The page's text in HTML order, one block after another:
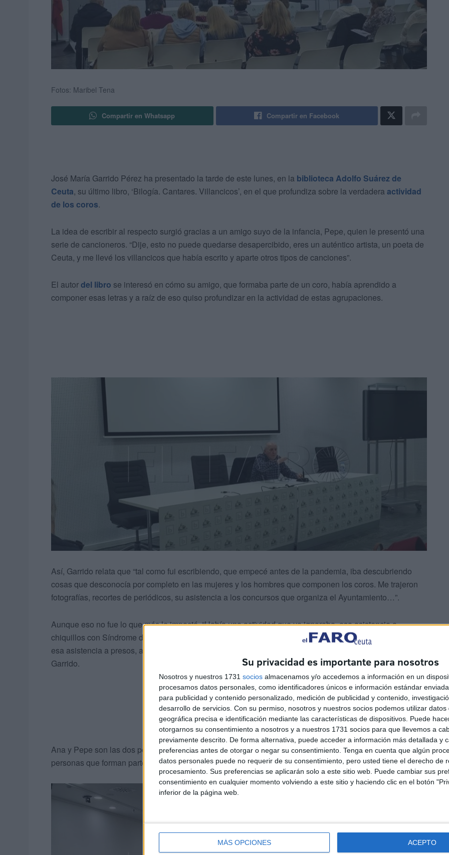
Su privacidad es importante para nosotros
Nosotros y nuestros 1731 socios almacenamos y/o accedemos a información en un
procesamos datos personales, como identificadores únicos e información estándar
para publicidad y contenido personalizado, medición de publicidad y contenido,
desarrollo de servicios. Con su permiso, nosotros y nuestros socios podemos utilizar datos
geográfica precisa e identificación mediante las características de dispositivos. Puede
otorgarnos su consentimiento a nosotros y a nuestros 1731 socios para que llevemos a
previamente descrito. De forma alternativa, puede acceder a información más detallada y
preferencias antes de otorgar o negar su consentimiento. Tenga en cuenta que algún
datos personales puede no requerir de su consentimiento, pero usted tiene el derecho de
procesamiento. Sus preferencias se aplicarán solo a este sitio web. Puede cambiar sus
consentimiento en cualquier momento volviendo a este sitio y haciendo clic en el botón
inferior de la página web.
MÁS OPCIONES ACEPTO
Fotos: Maribel Tena
Compartir en Whatsapp Compartir en Facebook
José María Garrido Pérez ha presentado la tarde de este lunes, en la biblioteca Adolfo Suárez de
Ceuta, su último libro, ‘Bilogía. Cantares. Villancicos’, en el que profundiza sobre la verdadera actividad
de los coros.
La idea de escribir al respecto surgió gracias a un amigo suyo de la infancia, Pepe, quien le presentó una
serie de cancioneros. “Dije, esto no puede quedarse desapercibido, eres un auténtico artista, un poeta de
Ceuta, y me llevé los villancicos que había escrito y aparte otros tipos de canciones”.
El autordel libro se interesó en cómo su amigo, que formaba parte de un coro, había aprendido a
componer esas letras y a raíz de eso quiso profundizar en la actividad de estas agrupaciones.
Así, Garrido relata que “tal como fui escribiendo, que empecé antes de la pandemia, iba descubriendo
cosas que desconocía por completo en las mujeres y los hombres que componen los coros. Me trajeron
fotografías, recortes de periódicos, su asistencia a los concursos que organiza el Ayuntamiento…”.
Aunque eso no fue lo que más le impactó. “Había una actividad que yo ignoraba, esa asistencia a
chiquillos con Síndrome de Down para alegrarles la vida un ratito, esa asistencia acentros de mayores
esa asistencia a presos, a barriadas, me dejó pasmado. Ni idea de que esto pudiera ocurrir”, expresa
Garrido.
Ana y Pepe son las dos personas que más han orientado al autor para poder conocer la vida de todas las
personas que forman parte de los coros, “unas personas maravillosas, todas, tanto ellas como ellos”.